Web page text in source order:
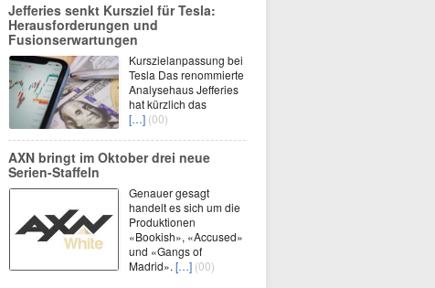
Jefferies senkt Kursziel für Tesla:
Herausforderungen und
Fusionserwartungen
Kurszielanpassung bei
Tesla Das renommierte
Analysehaus Jefferies
hat kürzlich das
[…] (00)
AXN bringt im Oktober drei neue
Serien-Staffeln
Genauer gesagt
handelt es sich um die
Produktionen
«Bookish», «Accused»
und «Gangs of
Madrid». […] (00)